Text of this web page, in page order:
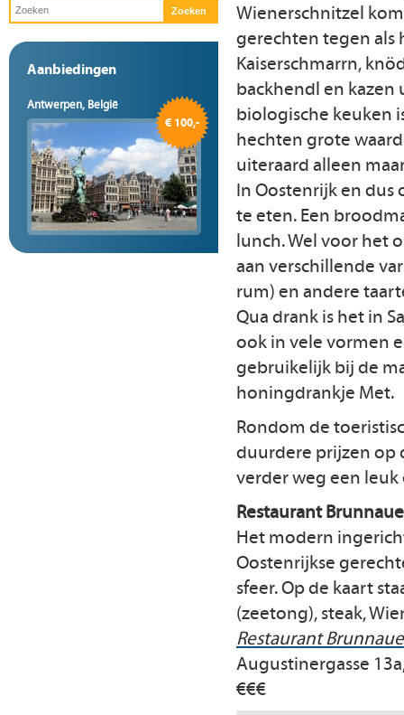
Aanbiedingen
Antwerpen, België
€ 100,-
Wienerschnitzel
gerechten tegen als
Kaiserschmarrn,
backhendl en kazen
biologische keuken
hechten grote
uiteraard alleen
In Oostenrijk en dus
te eten. Een
lunch. Wel voor het
aan verschillende
rum) en andere
Qua drank is het in
ook in vele vormen
gebruikelijk bij de
honingdrankje Met.
Rondom de
duurdere prijzen op
verder weg een
Restaurant
Het modern
Oostenrijkse
sfeer. Op de kaart
(zeetong), steak,
Restaurant
Augustinergasse
€€€